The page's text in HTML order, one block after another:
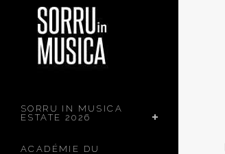
SORRU IN MUSICA
ESTATE 2026
ACADÉMIE DU